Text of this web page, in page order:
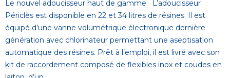
Le nouvel adoucisseur haut de gamme L’adoucisseur
Périclès est disponible en 22 et 34 litres de résines. Il est
équipé d’une vanne volumétrique électronique dernière
génération avec chlorinateur permettant une aseptisation
automatique des résines. Prêt à l’emploi, il est livré avec son
kit de raccordement composé de flexibles inox et coudes en